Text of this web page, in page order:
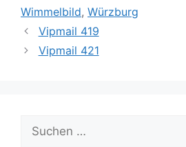
Wimmelbild, Würzburg
Vipmail 419
Vipmail 421
Suche
nach: